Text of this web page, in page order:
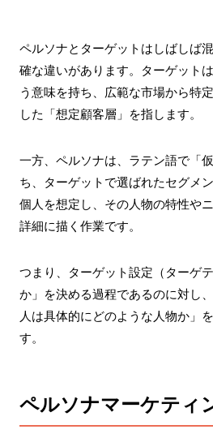
ペルソナとターゲットはしばしば
確な違いがあります。ターゲット
う意味を持ち、広範な市場から特
した「想定顧客層」を指します。
一方、ペルソナは、ラテン語で「
ち、ターゲットで選ばれたセグメ
個人を想定し、その人物の特性や
詳細に描く作業です。
つまり、ターゲット設定（ターゲ
か」を決める過程であるのに対し
人は具体的にどのような人物か」
す。
ペルソナマーケティ